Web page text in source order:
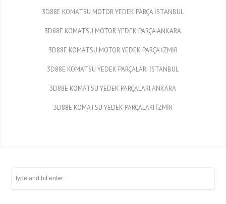
3D88E KOMATSU MOTOR YEDEK PARÇA İSTANBUL
3D88E KOMATSU MOTOR YEDEK PARÇA ANKARA
3D88E KOMATSU MOTOR YEDEK PARÇA İZMİR
3D88E KOMATSU YEDEK PARÇALARI İSTANBUL
3D88E KOMATSU YEDEK PARÇALARI ANKARA
3D88E KOMATSU YEDEK PARÇALARI İZMİR